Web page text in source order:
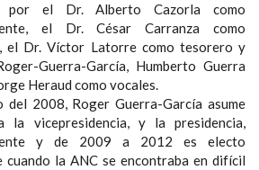
por el Dr. Alberto Cazorla como
el Dr. César Carranza como
el Dr. Víctor Latorre como tesorero y
Guerra-García, Humberto Guerra
Heraud como vocales.
del 2008, Roger Guerra-García asume
la vicepresidencia, y la presidencia,
y de 2009 a 2012 es electo
cuando la ANC se encontraba en difícil